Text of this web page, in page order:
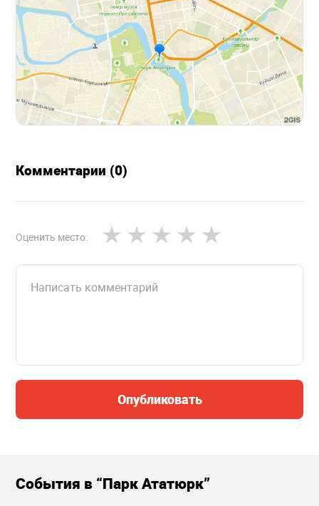
Комментарии (0)
Оценить место:
Опубликовать
События в “Парк Ататюрк”